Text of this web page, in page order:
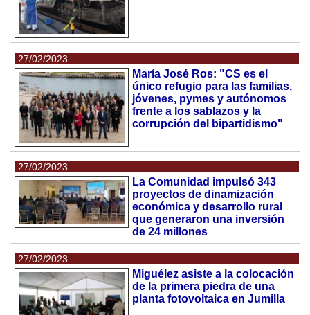
27/02/2023
María José Ros: "CS es el
único refugio para las familias,
jóvenes, pymes y autónomos
frente a los sablazos y la
corrupción del bipartidismo"
27/02/2023
La Comunidad impulsó 343
proyectos de dinamización
económica y desarrollo rural
que generaron una inversión
de 24 millones
27/02/2023
Miguélez asiste a la colocación
de la primera piedra de una
planta fotovoltaica en Jumilla